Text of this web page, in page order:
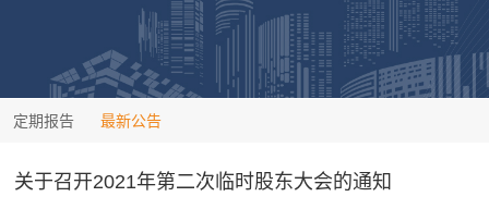
定期报告 最新公告
关于召开2021年第二次临时股东大会的通知